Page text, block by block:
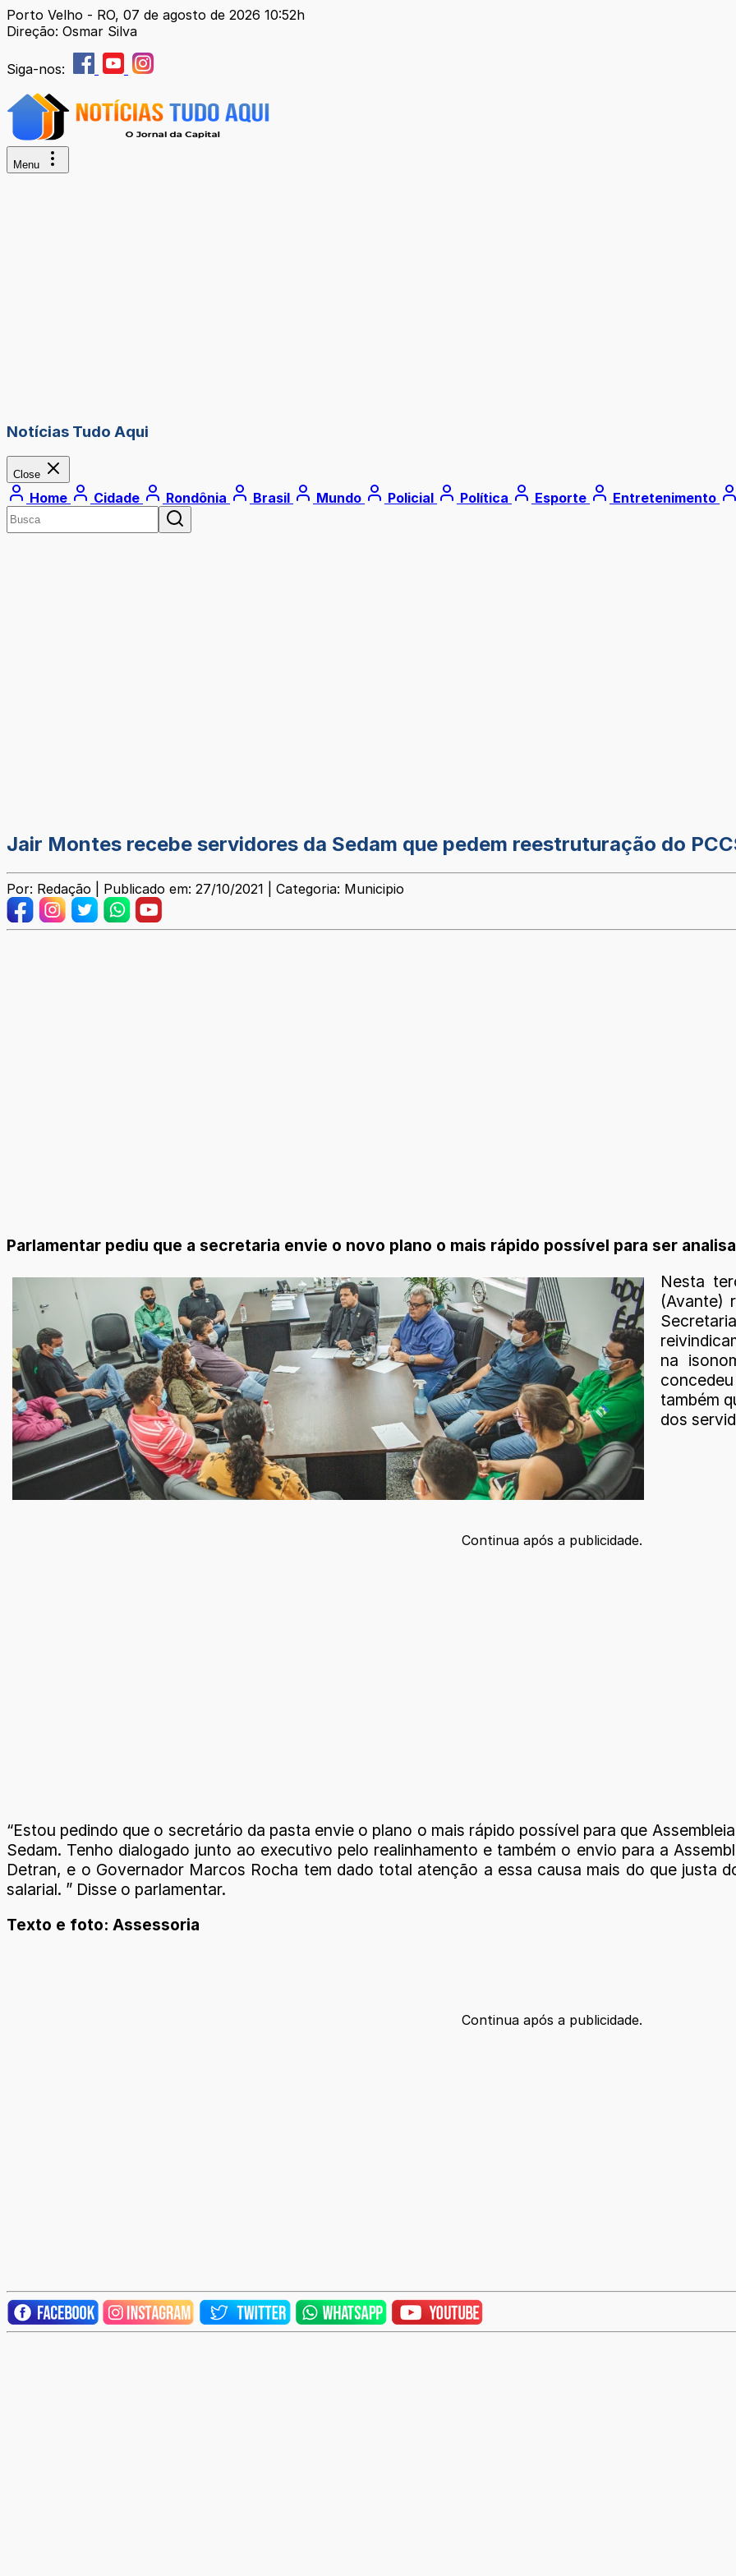
Porto Velho - RO, 07 de agosto de 2026 10:52h
Direção: Osmar Silva
Siga-nos:
Menu
Notícias Tudo Aqui
Close
Home Cidade Rondônia Brasil Mundo Policial Política Esporte Entretenimento
Jair Montes recebe servidores da Sedam que pedem reestruturação do
Por: Redação | Publicado em: 27/10/2021 | Categoria: Municipio
Parlamentar pediu que a secretaria envie o novo plano o mais rápido possível para ser
Nesta
(Avante)
na
também
dos
Continua após a publicidade.
“Estou pedindo que o secretário da pasta envie o plano o mais rápido possível para que
Sedam. Tenho dialogado junto ao executivo pelo realinhamento e também o envio para a
Detran, e o Governador Marcos Rocha tem dado total atenção a essa causa mais do que justa
salarial. ” Disse o parlamentar.
Texto e foto: Assessoria
Continua após a publicidade.